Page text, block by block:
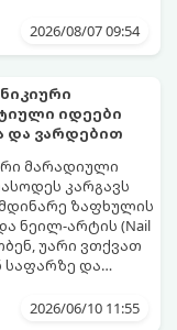
და
უნდა იყოს:
2026/08/07 09:54
იდეები
და ვარდებით
მარადიული
კარგავს
ზაფხულის
ნეილ-არტის (Nail
უარი ვთქვათ
საფარზე და
განწყობა
დაწყებული,
2026/06/10 11:55